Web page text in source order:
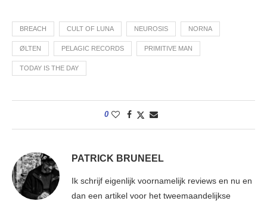
BREACH CULT OF LUNA NEUROSIS NORNA
ØLTEN PELAGIC RECORDS PRIMITIVE MAN
TODAY IS THE DAY
0
PATRICK BRUNEEL
Ik schrijf eigenlijk voornamelijk reviews en nu en
dan een artikel voor het tweemaandelijkse